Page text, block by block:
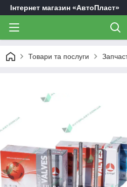
Інтернет магазин «АвтоПласт»
Товари та послуги